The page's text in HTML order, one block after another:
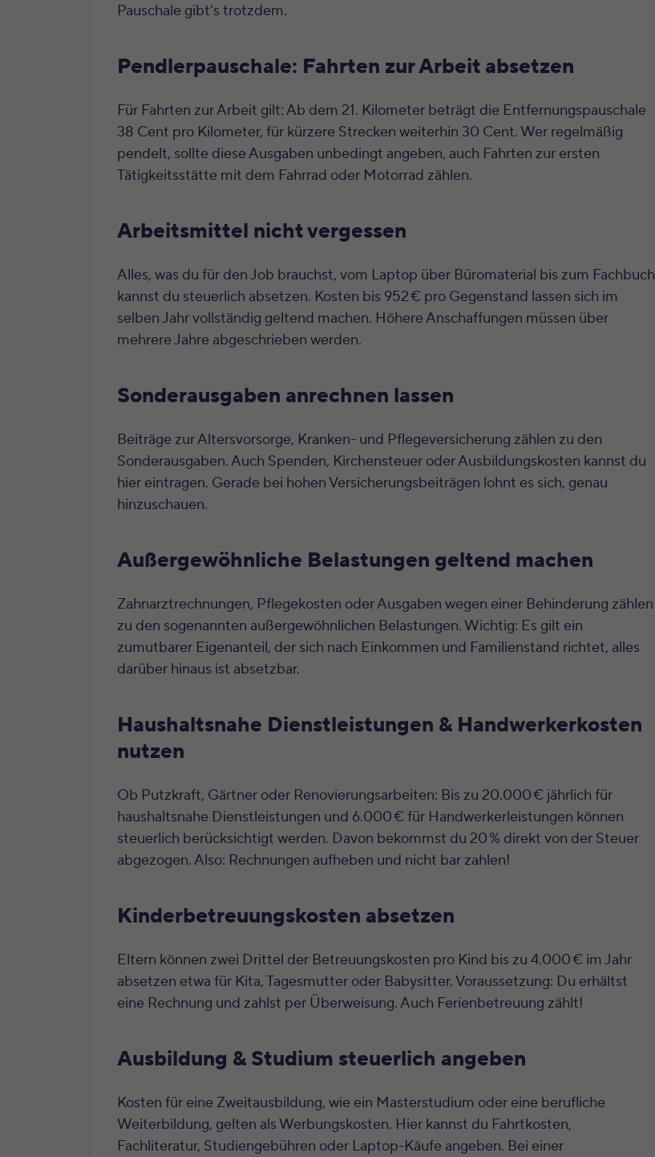
Pauschale gibt’s trotzdem.
Pendlerpauschale: Fahrten zur Arbeit absetzen
Für Fahrten zur Arbeit gilt: Ab dem 21. Kilometer beträgt die Entfernungspauschale
38 Cent pro Kilometer, für kürzere Strecken weiterhin 30 Cent. Wer regelmäßig
pendelt, sollte diese Ausgaben unbedingt angeben, auch Fahrten zur ersten
Tätigkeitsstätte mit dem Fahrrad oder Motorrad zählen.
Arbeitsmittel nicht vergessen
Alles, was du für den Job brauchst, vom Laptop über Büromaterial bis zum Fachbuch
kannst du steuerlich absetzen. Kosten bis 952 € pro Gegenstand lassen sich im
selben Jahr vollständig geltend machen. Höhere Anschaffungen müssen über
mehrere Jahre abgeschrieben werden.
Sonderausgaben anrechnen lassen
Beiträge zur Altersvorsorge, Kranken- und Pflegeversicherung zählen zu den
Sonderausgaben. Auch Spenden, Kirchensteuer oder Ausbildungskosten kannst du
hier eintragen. Gerade bei hohen Versicherungsbeiträgen lohnt es sich, genau
hinzuschauen.
Außergewöhnliche Belastungen geltend machen
Zahnarztrechnungen, Pflegekosten oder Ausgaben wegen einer Behinderung zählen
zu den sogenannten außergewöhnlichen Belastungen. Wichtig: Es gilt ein
zumutbarer Eigenanteil, der sich nach Einkommen und Familienstand richtet, alles
darüber hinaus ist absetzbar.
Haushaltsnahe Dienstleistungen & Handwerkerkosten
nutzen
Ob Putzkraft, Gärtner oder Renovierungsarbeiten: Bis zu 20.000 € jährlich für
haushaltsnahe Dienstleistungen und 6.000 € für Handwerkerleistungen können
steuerlich berücksichtigt werden. Davon bekommst du 20 % direkt von der Steuer
abgezogen. Also: Rechnungen aufheben und nicht bar zahlen!
Kinderbetreuungskosten absetzen
Eltern können zwei Drittel der Betreuungskosten pro Kind bis zu 4.000 € im Jahr
absetzen etwa für Kita, Tagesmutter oder Babysitter. Voraussetzung: Du erhältst
eine Rechnung und zahlst per Überweisung. Auch Ferienbetreuung zählt!
Ausbildung & Studium steuerlich angeben
Kosten für eine Zweitausbildung, wie ein Masterstudium oder eine berufliche
Weiterbildung, gelten als Werbungskosten. Hier kannst du Fahrtkosten,
Fachliteratur, Studiengebühren oder Laptop-Käufe angeben. Bei einer